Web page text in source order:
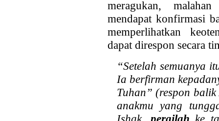
meragukan,
mendapat konfirmasi
memperlihatkan
dapat direspon secara
“Setelah semuanya
Ia berfirman
Tuhan” (respon
anakmu yang